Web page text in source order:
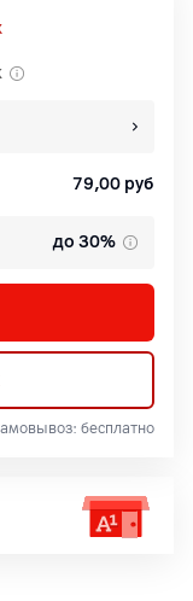
79,00 руб
до 30%
бесплатно